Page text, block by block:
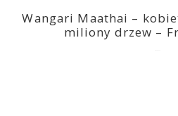
Wangari Maathai –
miliony drzew –